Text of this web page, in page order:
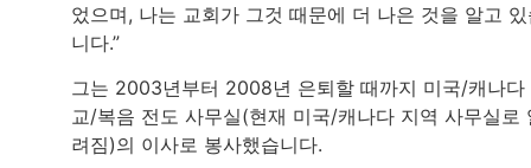
었으며, 나는 교회가 그것 때문에 더 나은 것을 알고
니다.”
그는 2003년부터 2008년 은퇴할 때까지 미국/캐나다
교/복음 전도 사무실(현재 미국/캐나다 지역 사무실로
려짐)의 이사로 봉사했습니다.